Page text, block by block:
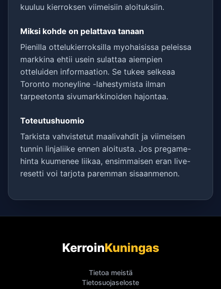
kuuluu kierroksen viimeisiin aloituksiin.
Miksi kohde on pelattava tanaan
Pienilla ottelukierroksilla myohaisissa peleissa
markkina ehtii usein sulattaa aiempien
otteluiden informaation. Se tukee selkeaa
Toronto moneyline -lahestymista ilman
tarpeetonta sivumarkkinoiden hajontaa.
Toteutushuomio
Tarkista vahvistetut maalivahdit ja viimeisen
tunnin linjaliike ennen aloitusta. Jos pregame-
hinta kuumenee liikaa, ensimmaisen eran live-
resetti voi tarjota paremman sisaanmenon.
KerroinKuningas
Tietoa meistä
Tietosuojaseloste